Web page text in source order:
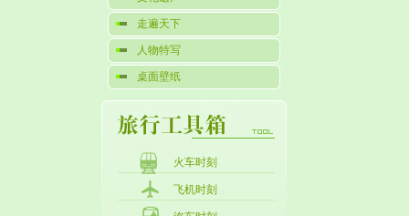
走遍天下
人物特写
桌面壁纸
火车时刻
飞机时刻